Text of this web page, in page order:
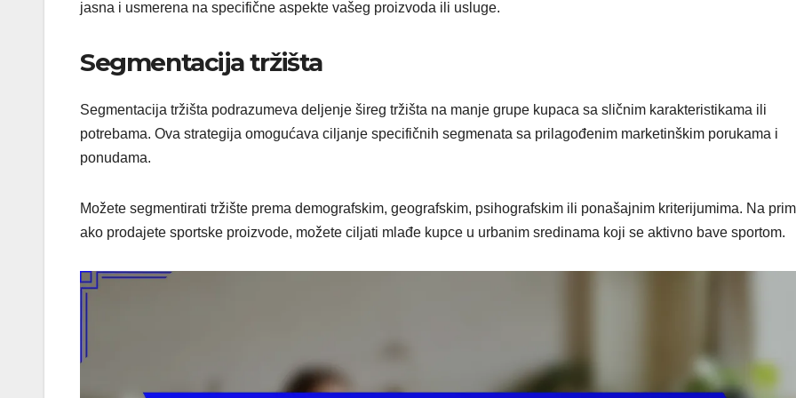
jasna i usmerena na specifične aspekte vašeg proizvoda ili usluge.
Segmentacija tržišta
Segmentacija tržišta podrazumeva deljenje šireg tržišta na manje grupe kupaca sa sličnim karakteristikama ili
potrebama. Ova strategija omogućava ciljanje specifičnih segmenata sa prilagođenim marketinškim porukama i
ponudama.
Možete segmentirati tržište prema demografskim, geografskim, psihografskim ili ponašajnim kriterijumima. Na
ako prodajete sportske proizvode, možete ciljati mlađe kupce u urbanim sredinama koji se aktivno bave sportom.